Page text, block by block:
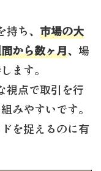
ち、 市場の大
から数ヶ月、場
ます。
視点で取引を行
みやすいです。
を捉えるのに有